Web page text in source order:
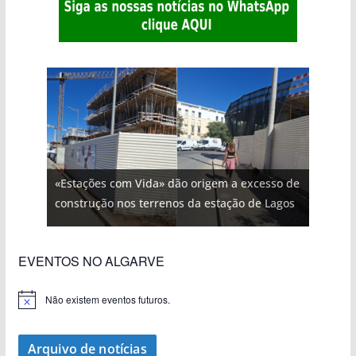
«Estações com Vida» dão origem a excesso de
construção nos terrenos da estação de Lagos
EVENTOS NO ALGARVE
Não existem eventos futuros.
Arquivo de notícias